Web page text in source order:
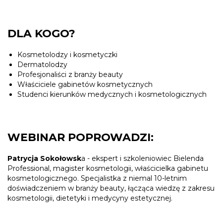
DLA KOGO?
Kosmetolodzy i kosmetyczki
Dermatolodzy
Profesjonaliści z branży beauty
Właściciele gabinetów kosmetycznych
Studenci kierunków medycznych i kosmetologicznych
WEBINAR POPROWADZI:
Patrycja Sokołowska - ekspert i szkoleniowiec Bielenda
Professional, magister kosmetologii, właścicielka gabinetu
kosmetologicznego. Specjalistka z niemal 10-letnim
doświadczeniem w branży beauty, łącząca wiedzę z zakresu
kosmetologii, dietetyki i medycyny estetycznej.